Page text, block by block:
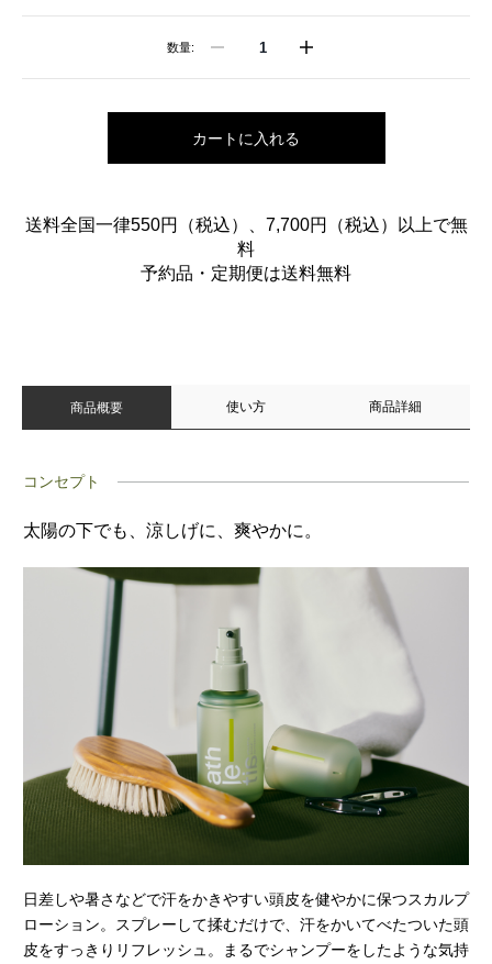
数量:
カートに入れる
送料全国一律550円（税込）、7,700円（税込）以上で無
料
予約品・定期便は送料無料
商品概要 使い方 商品詳細
コンセプト
太陽の下でも、涼しげに、爽やかに。
日差しや暑さなどで汗をかきやすい頭皮を健やかに保つスカルプ
ローション。スプレーして揉むだけで、汗をかいてべたついた頭
皮をすっきりリフレッシュ。まるでシャンプーをしたような気持